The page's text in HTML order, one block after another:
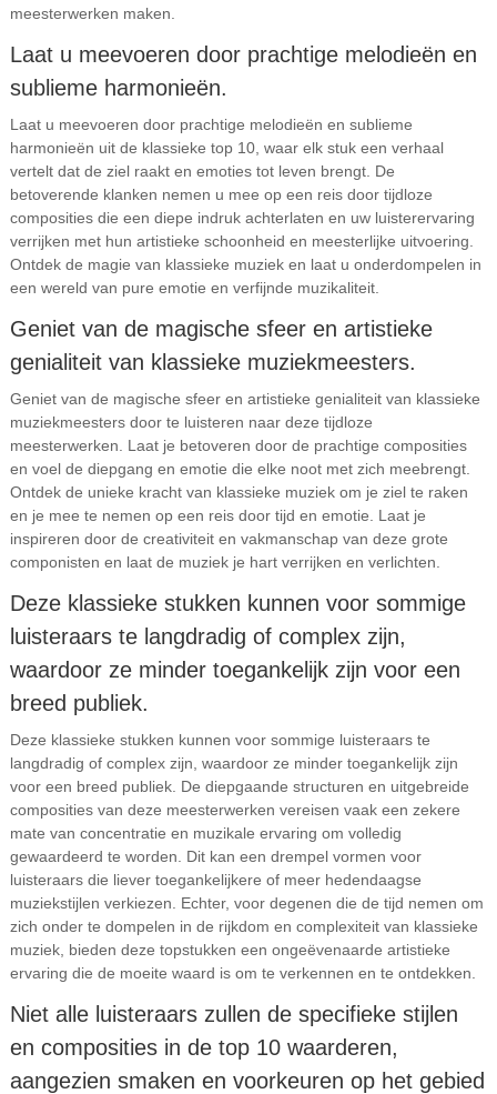
meesterwerken maken.
Laat u meevoeren door prachtige melodieën en
sublieme harmonieën.
Laat u meevoeren door prachtige melodieën en sublieme
harmonieën uit de klassieke top 10, waar elk stuk een verhaal
vertelt dat de ziel raakt en emoties tot leven brengt. De
betoverende klanken nemen u mee op een reis door tijdloze
composities die een diepe indruk achterlaten en uw luisterervaring
verrijken met hun artistieke schoonheid en meesterlijke uitvoering.
Ontdek de magie van klassieke muziek en laat u onderdompelen in
een wereld van pure emotie en verfijnde muzikaliteit.
Geniet van de magische sfeer en artistieke
genialiteit van klassieke muziekmeesters.
Geniet van de magische sfeer en artistieke genialiteit van klassieke
muziekmeesters door te luisteren naar deze tijdloze
meesterwerken. Laat je betoveren door de prachtige composities
en voel de diepgang en emotie die elke noot met zich meebrengt.
Ontdek de unieke kracht van klassieke muziek om je ziel te raken
en je mee te nemen op een reis door tijd en emotie. Laat je
inspireren door de creativiteit en vakmanschap van deze grote
componisten en laat de muziek je hart verrijken en verlichten.
Deze klassieke stukken kunnen voor sommige
luisteraars te langdradig of complex zijn,
waardoor ze minder toegankelijk zijn voor een
breed publiek.
Deze klassieke stukken kunnen voor sommige luisteraars te
langdradig of complex zijn, waardoor ze minder toegankelijk zijn
voor een breed publiek. De diepgaande structuren en uitgebreide
composities van deze meesterwerken vereisen vaak een zekere
mate van concentratie en muzikale ervaring om volledig
gewaardeerd te worden. Dit kan een drempel vormen voor
luisteraars die liever toegankelijkere of meer hedendaagse
muziekstijlen verkiezen. Echter, voor degenen die de tijd nemen om
zich onder te dompelen in de rijkdom en complexiteit van klassieke
muziek, bieden deze topstukken een ongeëvenaarde artistieke
ervaring die de moeite waard is om te verkennen en te ontdekken.
Niet alle luisteraars zullen de specifieke stijlen
en composities in de top 10 waarderen,
aangezien smaken en voorkeuren op het gebied